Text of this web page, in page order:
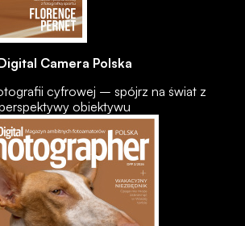
Camera Polska
cyfrowej – spójrz na świat z
obiektywu